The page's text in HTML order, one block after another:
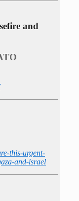
and
this-urgent-
and-israel